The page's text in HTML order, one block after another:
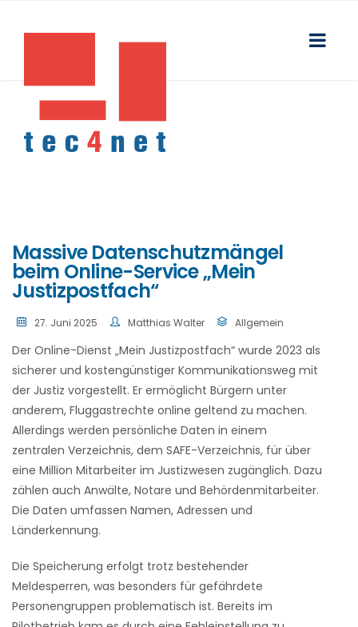
Massive Datenschutzmängel
beim Online-Service „Mein
Justizpostfach“
27. Juni 2025 Matthias Walter Allgemein
Der Online-Dienst „Mein Justizpostfach“ wurde 2023 als
sicherer und kostengünstiger Kommunikationsweg mit
der Justiz vorgestellt. Er ermöglicht Bürgern unter
anderem, Fluggastrechte online geltend zu machen.
Allerdings werden persönliche Daten in einem
zentralen Verzeichnis, dem SAFE-Verzeichnis, für über
eine Million Mitarbeiter im Justizwesen zugänglich. Dazu
zählen auch Anwälte, Notare und Behördenmitarbeiter.
Die Daten umfassen Namen, Adressen und
Länderkennung.
Die Speicherung erfolgt trotz bestehender
Meldesperren, was besonders für gefährdete
Personengruppen problematisch ist. Bereits im